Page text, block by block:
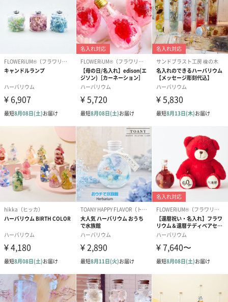
あり（198円）
オリジナルのメッセージカードをご用意いたします。
あり（330円）